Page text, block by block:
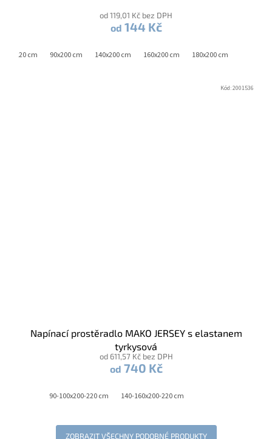
od 119,01 Kč bez DPH
od 144 Kč
60x120 cm 90x200 cm 140x200 cm 160x200 cm 180x200 cm
Napínací prostěradlo MAKO JERSEY s elastanem
tyrkysová
od 611,57 Kč bez DPH
od 740 Kč
90-100x200-220 cm 140-160x200-220 cm
Kód:2001536
ZOBRAZIT VŠECHNY PODOBNÉ PRODUKTY